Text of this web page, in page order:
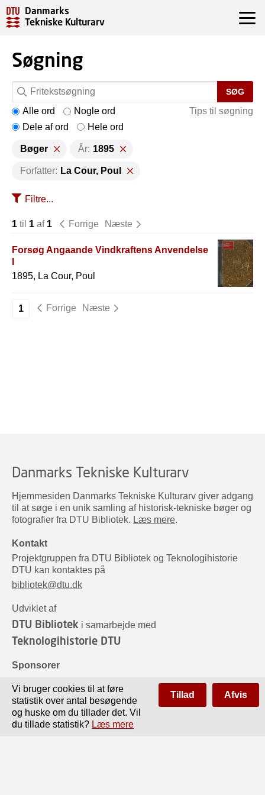
Danmarks
Tekniske Kulturarv
Søgning
SØG
Tips til søgning
Alle ord
Nogle ord
Dele af ord
Hele ord
Bøger År: 1895
Forfatter: La Cour, Poul
Filtre...
1 til 1 af 1 Forrige Næste
Forsøg Angaande Vindkraftens Anvendelse
1895, La Cour, Poul
1 Forrige Næste
Danmarks Tekniske Kulturarv
Hjemmesiden Danmarks Tekniske Kulturarv giver adgang
til at søge i en unik samling af historisk-tekniske bøger og
fotografier fra DTU Bibliotek. Læs mere.
Kontakt
Projektgruppen fra DTU Bibliotek og Teknologihistorie
DTU kan kontaktes på
bibliotek@dtu.dk
Udviklet af
DTU Bibliotek i samarbejde med
Teknologihistorie DTU
Sponsorer
Vi bruger cookies til at føre
statistik over antal besøgende
og huske om du tillader det. Vil
du tillade statistik? Læs mere
Tillad Afvis